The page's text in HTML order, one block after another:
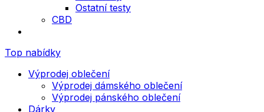
Ostatní testy
CBD
Top nabídky
Výprodej oblečení
Výprodej dámského oblečení
Výprodej pánského oblečení
Dárky